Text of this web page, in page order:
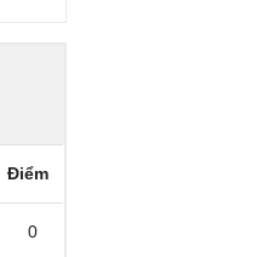
Điểm
0